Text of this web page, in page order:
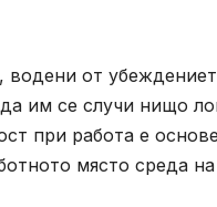
водени от
им се случи нищо
при работа е
място среда на